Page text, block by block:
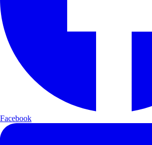
Facebook